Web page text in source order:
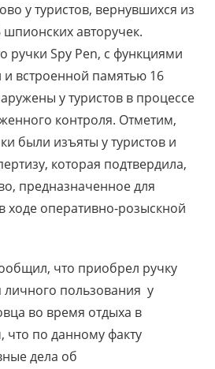
у туристов, вернувшихся из
авторучек.
ручки Spy Pen, с функциями
и встроенной памятью 16
у туристов в процессе
контроля. Отметим,
были изъяты у туристов и
которая подтвердила,
предназначенное для
ходе оперативно-розыскной
что приобрел ручку
личного пользования у
во время отдыха в
что по данному факту
дела об